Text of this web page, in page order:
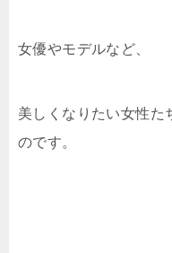
女優やモデルなど、
美しくなりたい女性た
のです。